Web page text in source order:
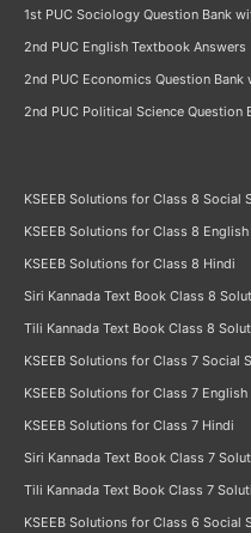
1st PUC Sociology Question Bank
2nd PUC English Textbook Answers
2nd PUC Economics Question Bank
2nd PUC Political Science Question
KSEEB Solutions for Class 8 Social
KSEEB Solutions for Class 8 English
KSEEB Solutions for Class 8 Hindi
Siri Kannada Text Book Class 8
Tili Kannada Text Book Class 8
KSEEB Solutions for Class 7 Social
KSEEB Solutions for Class 7 English
KSEEB Solutions for Class 7 Hindi
Siri Kannada Text Book Class 7
Tili Kannada Text Book Class 7
KSEEB Solutions for Class 6 Social